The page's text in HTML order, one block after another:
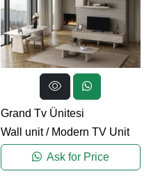
Grand Tv Ünitesi
Wall unit/ Modern TV Unit
Ask for Price